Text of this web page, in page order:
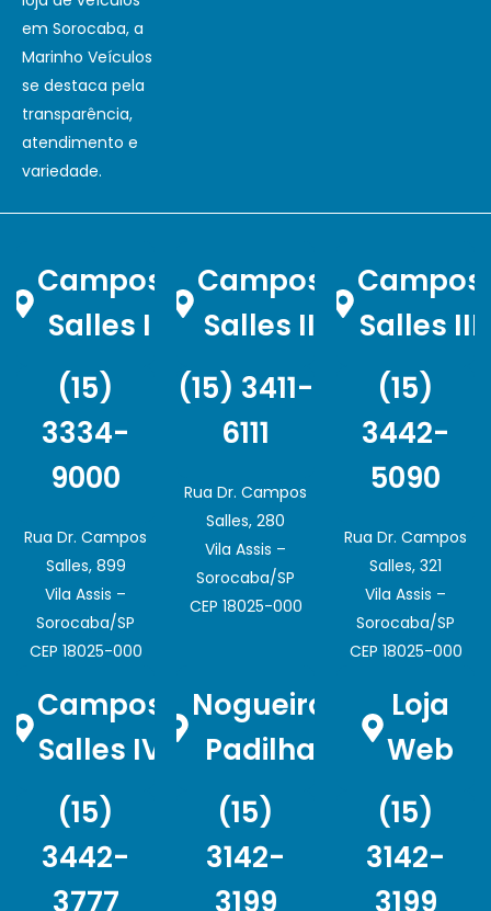
em Sorocaba, a
Marinho Veículos
se destaca pela
transparência,
atendimento e
variedade.
Campos
Salles I
(15)
3334-
9000
Rua Dr. Campos
Salles, 899
Vila Assis –
Sorocaba/SP
CEP 18025-000
Campos
Salles II
(15) 3411-
6111
Rua Dr. Campos
Salles, 280
Vila Assis –
Sorocaba/SP
CEP 18025-000
Campos
Salles III
(15)
3442-
5090
Rua Dr. Campos
Salles, 321
Vila Assis –
Sorocaba/SP
CEP 18025-000
Campos
Salles IV
(15)
3442-
3777
Nogueira
Padilha
(15)
3142-
3199
Loja
Web
(15)
3142-
3199